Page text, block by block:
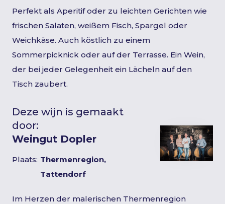
Perfekt als Aperitif oder zu leichten Gerichten wie
frischen Salaten, weißem Fisch, Spargel oder
Weichkäse. Auch köstlich zu einem
Sommerpicknick oder auf der Terrasse. Ein Wein,
der bei jeder Gelegenheit ein Lächeln auf den
Tisch zaubert.
Deze wijn is gemaakt
door:
Weingut Dopler
Plaats: Thermenregion,
Tattendorf
Im Herzen der malerischen Thermenregion